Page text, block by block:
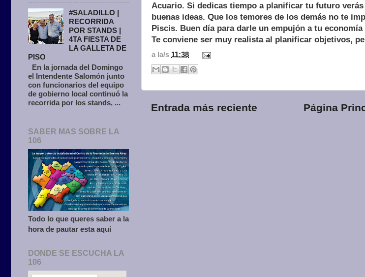
Acuario. Si dedicas tiempo a planificar tu futuro
buenas ideas. Que los temores de los demás no te
Piscis. Buen día para darle un empujón a tu
Te conviene ser muy realista al planificar objetivos,
a la/s 11:38
Entrada más reciente Página
#SALADILLO |
RECORRIDA
POR STANDS |
4TA FIESTA DE
LA GALLETA DE
PISO
En la jornada del Domingo
el Intendente Salomón junto
con funcionarios del equipo
de gobierno local continuó la
recorrida por los stands, ...
SABER MAS SOBRE LA
106
Todo lo que queres saber a la
hora de pautar esta aqui
DONDE SE ESCUCHA LA
106